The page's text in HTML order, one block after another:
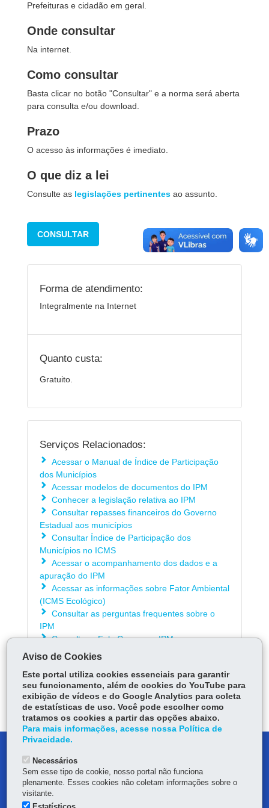
Prefeituras e cidadão em geral.
Onde consultar
Na internet.
Como consultar
Basta clicar no botão "Consultar" e a norma será aberta
para consulta e/ou download.
Prazo
O acesso às informações é imediato.
O que diz a lei
Consulte as legislações pertinentes ao assunto.
CONSULTAR
Forma de atendimento:
Integralmente na Internet
Quanto custa:
Gratuito.
Serviços Relacionados:
Acessar o Manual de Índice de Participação
dos Municípios
Acessar modelos de documentos do IPM
Conhecer a legislação relativa ao IPM
Consultar repasses financeiros do Governo
Estadual aos municípios
Consultar Índice de Participação dos
Municípios no ICMS
Acessar o acompanhamento dos dados e a
apuração do IPM
Acessar as informações sobre Fator Ambiental
(ICMS Ecológico)
Consultar as perguntas frequentes sobre o
IPM
Consultar o Fale Conosco - IPM
ÓRGÃO RESPONSÁVEL
DEIXE SUA OPINIÃO
MAPA DO SITE
OUVIDORIA
Aviso de Cookies
Este portal utiliza cookies essenciais para garantir
seu funcionamento, além de cookies do YouTube para
exibição de vídeos e do Google Analytics para coleta
de estatísticas de uso. Você pode escolher como
tratamos os cookies a partir das opções abaixo.
Para mais informações, acesse nossa Política de
Privacidade.
Necessários
Sem esse tipo de cookie, nosso portal não funciona
plenamente. Esses cookies não coletam informações sobre o
visitante.